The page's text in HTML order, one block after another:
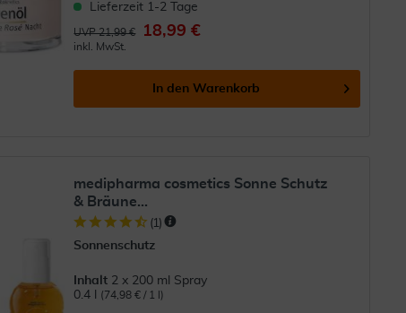
Lieferzeit 1-2 Tage
UVP 21,99 € 18,99 €
inkl. MwSt.
In den Warenkorb
medipharma cosmetics Sonne Schutz
& Bräune...
(1 )
Sonnenschutz
Inhalt 2 x 200 ml Spray
0.4 l
(74,98 € / 1 l)